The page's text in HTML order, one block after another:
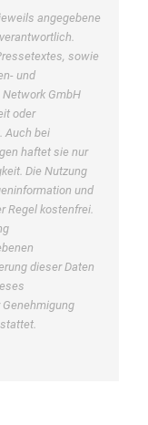
angegebene
sowie
und
GmbH
oder
Auch bei
haftet sie nur
Die Nutzung
und
Regel kostenfrei.
dieser Daten